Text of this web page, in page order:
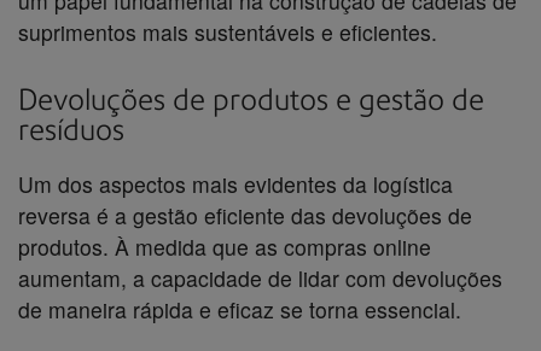
suprimentos mais sustentáveis e eficientes.
Devoluções de produtos e gestão de
resíduos
Um dos aspectos mais evidentes da logística
reversa é a gestão eficiente das devoluções de
produtos. À medida que as compras online
aumentam, a capacidade de lidar com devoluções
de maneira rápida e eficaz se torna essencial.